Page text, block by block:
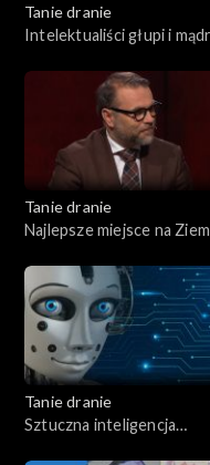
Tanie dranie
Intelektualiści głupi i
Tanie dranie
Najlepsze miejsce na
Tanie dranie
Sztuczna inteligencja